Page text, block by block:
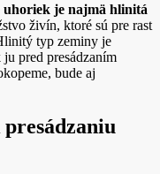
uhoriek je najmä hlinitá
živín, ktoré sú pre rast
typ zeminy je
pred presádzaním
bude aj